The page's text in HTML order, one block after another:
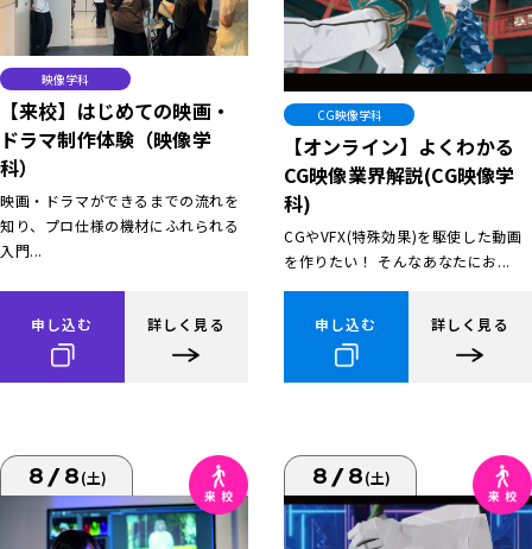
映像学科
【来校】はじめての映画・
ドラマ制作体験（映像学
科）
映画・ドラマができるまでの流れを
知り、プロ仕様の機材にふれられる
入門...
申し込む 詳しく見る
CG映像学科
【オンライン】よくわかる
CG映像業界解説(CG映像学
科)
CGやVFX(特殊効果)を駆使した動画
を作りたい！ そんなあなたにお...
申し込む 詳しく見る
8/8(土) 8/8(土)